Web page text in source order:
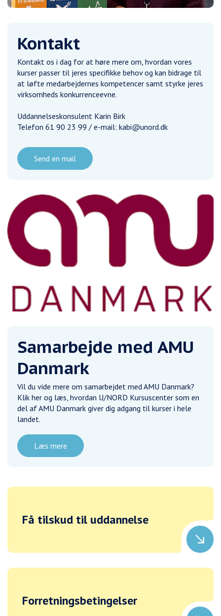
Kontakt
Kontakt os i dag for at høre mere om, hvordan vores
kurser passer til jeres specifikke behov og kan bidrage til
at løfte medarbejdernes kompetencer samt styrke jeres
virksomheds konkurrenceevne.
Uddannelseskonsulent Karin Birk
Telefon 61 90 23 99 / e-mail: kabi@unord.dk
Send en mail
Samarbejde med AMU
Danmark
Vil du vide mere om samarbejdet med AMU Danmark?
Klik her og læs, hvordan U/NORD Kursuscenter som en
del af AMU Danmark giver dig adgang til kurser i hele
landet.
Læs mere
Få tilskud til uddannelse
Forretningsbetingelser